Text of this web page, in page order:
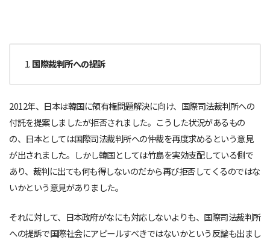
国際裁判所への提訴
2012年、日本は韓国に領有権問題解決に向け、国際司法裁判所への
付託を提案しましたが拒否されました。こうした状況があるもの
の、日本としては国際司法裁判所への仲裁を再度求めるという意見
が出されました。しかし韓国としては竹島を実効支配している側で
あり、裁判に出ても何も得しないのだから再び拒否してくるのではな
いかという意見がありました。
それに対して、日本政府がなにも対応しないよりも、国際司法裁判所
への提訴で国際社会にアピールすべきではないかという反論も出まし